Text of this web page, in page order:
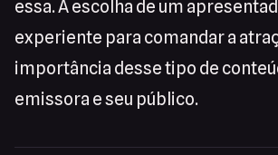
essa. A escolha de um
experiente para comandar a
importância desse tipo de
emissora e seu público.